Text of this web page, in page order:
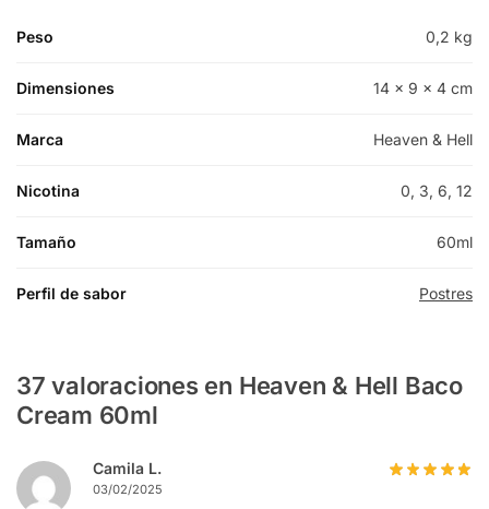
Peso 0,2 kg
Dimensiones 14 × 9 × 4 cm
Marca Heaven & Hell
Nicotina 0, 3, 6, 12
Tamaño 60ml
Perfil de sabor Postres
37 valoraciones en Heaven & Hell Baco
Cream 60ml
Camila L.
03/02/2025